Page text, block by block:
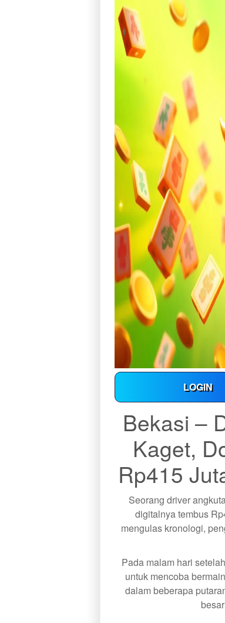
LOGIN
Bekasi –
Kaget,
Rp415
Seorang driver
digitalnya tembus
mengulas kronologi,
Pada malam hari
untuk mencoba
dalam beberapa